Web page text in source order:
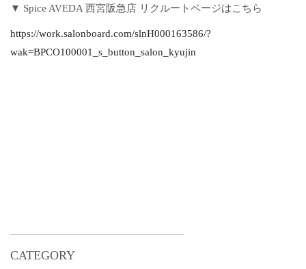
CATEGORY
▼ Spice AVEDA 西宮阪急店 リクルートページはこちら
https://work.salonboard.com/slnH000163586/?
wak=BPCO100001_s_button_salon_kyujin